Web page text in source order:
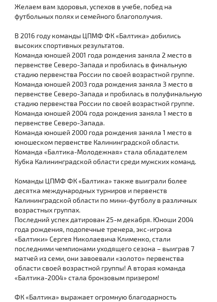
Желаем вам здоровья, успехов в учебе, побед на
футбольных полях и семейного благополучия.
В 2016 году команды ЦПМФ ФК «Балтика» добились
высоких спортивных результатов.
Команда юношей 2001 года рождения заняла 2 место в
первенстве Северо-Запада и пробилась в финальную
стадию первенства России по своей возрастной группе.
Команда юношей 2003 года рождения заняла 3 место в
первенстве Северо-Запада и пробилась в полуфинальную
стадию первенства России по своей возрастной группе.
Команда юношей 2004 года рождения заняла 1 место в
первенстве Северо-Запада.
Команда юношей 2000 года рождения заняла 1 место в
юношеском первенстве Калининградской области.
Команда «Балтика-Молодежная» стала обладателем
Кубка Калининградской области среди мужских команд.
Команды ЦПМФ ФК «Балтика» также выиграли более
десятка международных турниров и первенств
Калининградской области по мини-футболу в различных
возрастных группах.
Последний успех датирован 25-м декабря. Юноши 2004
года рождения, подопечные тренера, экс-игрока
«Балтики» Сергея Николаевича Клименко, стали
последними чемпионами уходящего сезона – выиграв 7
матчей из семи, они завоевали «золото» первенства
области своей возрастной группы! А вторая команда
«Балтика-2004» стала бронзовым призером!
ФК «Балтика» выражает огромную благодарность